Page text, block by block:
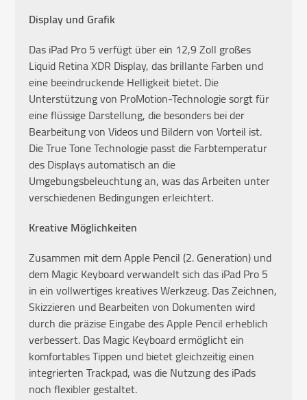
Display und Grafik
Das iPad Pro 5 verfügt über ein 12,9 Zoll großes
Liquid Retina XDR Display, das brillante Farben und
eine beeindruckende Helligkeit bietet. Die
Unterstützung von ProMotion-Technologie sorgt für
eine flüssige Darstellung, die besonders bei der
Bearbeitung von Videos und Bildern von Vorteil ist.
Die True Tone Technologie passt die Farbtemperatur
des Displays automatisch an die
Umgebungsbeleuchtung an, was das Arbeiten unter
verschiedenen Bedingungen erleichtert.
Kreative Möglichkeiten
Zusammen mit dem Apple Pencil (2. Generation) und
dem Magic Keyboard verwandelt sich das iPad Pro 5
in ein vollwertiges kreatives Werkzeug. Das Zeichnen,
Skizzieren und Bearbeiten von Dokumenten wird
durch die präzise Eingabe des Apple Pencil erheblich
verbessert. Das Magic Keyboard ermöglicht ein
komfortables Tippen und bietet gleichzeitig einen
integrierten Trackpad, was die Nutzung des iPads
noch flexibler gestaltet.